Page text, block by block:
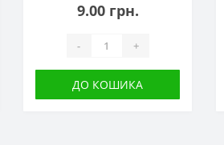
9.00 грн.
- +
ДО КОШИКА